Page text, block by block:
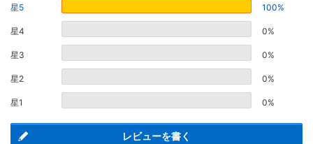
星5 100%
星4 0%
星3 0%
星2 0%
星1 0%
レビューを書く